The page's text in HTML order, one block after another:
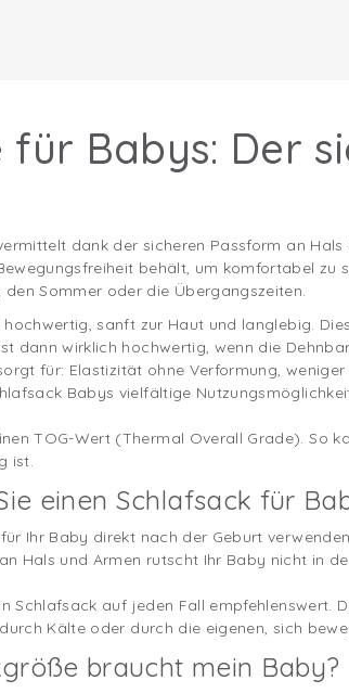
für Babys: Der
dank der sicheren Passform an
behält, um komfortabel zu
Sommer oder die Übergangszeiten.
sanft zur Haut und langlebig.
dann wirklich hochwertig, wenn die
für: Elastizität ohne Verformung,
Babys vielfältige
TOG-Wert (Thermal Overall Grade). So
ist.
einen Schlafsack für
Ihr Baby direkt nach der Geburt
Hals und Armen rutscht Ihr Baby nicht in
Schlafsack auf jeden Fall empfehlenswert.
Kälte oder durch die eigenen, sich
braucht mein Baby?